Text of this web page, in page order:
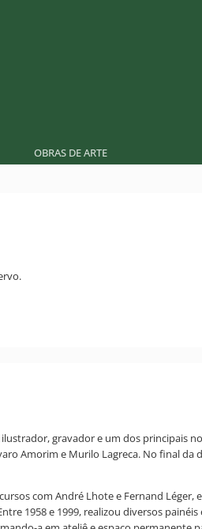
OBRAS DE ARTE
gravador e um dos principais
Amorim e Murilo Lagreca. No final
com André Lhote e Fernand
1958 e 1999, realizou diversos